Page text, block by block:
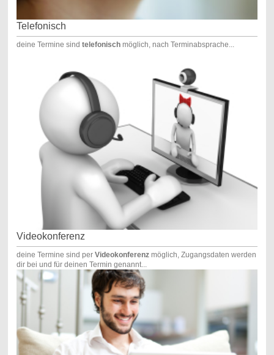
Telefonisch
deine Termine sind telefonischmöglich, nach Terminabsprache...
Videokonferenz
deine Termine sind per Videokonferenzmöglich, Zugangsdaten werden
dir bei und für deinen Termin genannt...